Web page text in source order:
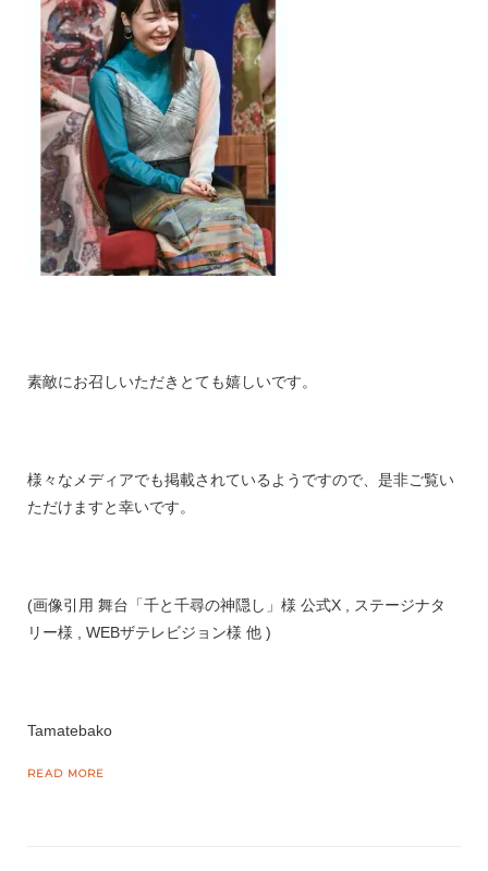
素敵にお召しいただきとても嬉しいです。
様々なメディアでも掲載されているようですので、是非ご覧い
ただけますと幸いです。
(画像引用 舞台「千と千尋の神隠し」様 公式X , ステージナタ
リー様 , WEBザテレビジョン様 他 )
Tamatebako
READ MORE